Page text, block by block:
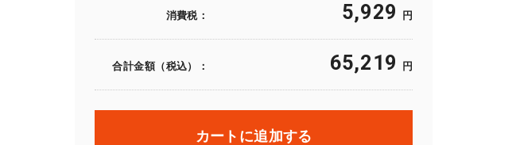
消費税： 5,929 円
合計金額（税込）： 65,219 円
カートに追加する